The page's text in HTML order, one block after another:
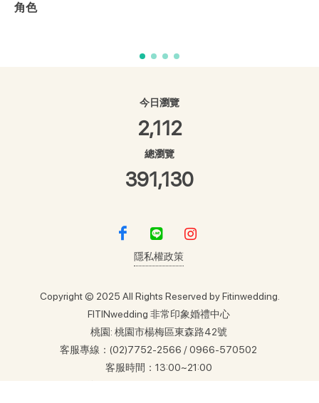
婚禮必備指南！
今日瀏覽
2,112
總瀏覽
391,130
隱私權政策
Copyright © 2025 All Rights Reserved by Fitinwedding.
FITINwedding 非常印象婚禮中心
桃園: 桃園市楊梅區東森路42號
客服專線：(02)7752-2566 / 0966-570502
客服時間：13:00~21:00